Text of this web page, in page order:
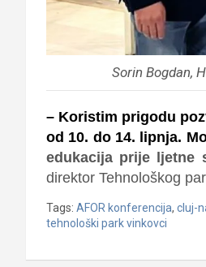
Sorin Bogdan,
– Koristim prigodu
od 10. do 14. lipnja.
edukacija prije ljetne
direktor Tehnološkog
Tags: AFOR konferencija, cluj-
tehnološki park vinkovci